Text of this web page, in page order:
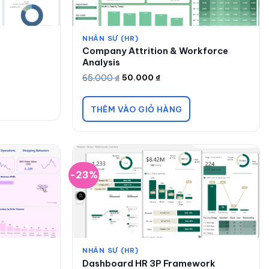
NHÂN SỰ (HR)
Company Attrition & Workforce
Analysis
65.000₫
Giá
là:
65.000 ₫.
50.000₫
Giá
tại
50.000 ₫.
THÊM VÀO GIỎ HÀNG
-23%
NHÂN SỰ (HR)
Dashboard HR 3P Framework